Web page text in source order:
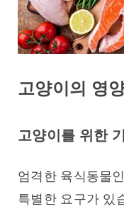
고양이의 영
고양이를 위한
엄격한 육식동물
특별한 요구가 있